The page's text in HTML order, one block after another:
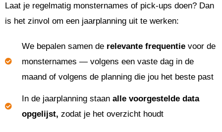
Laat je regelmatig monsternames of pick-ups doen? Dan
is het zinvol om een jaarplanning uit te werken:
We bepalen samen de relevante frequentievoor de
monsternames — volgens een vaste dag in de
maand of volgens de planning die jou het beste past
In de jaarplanning staan alle voorgestelde data
opgelijst, zodat je het overzicht houdt